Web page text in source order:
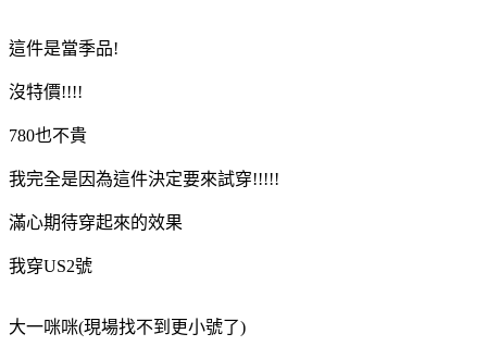
這件是當季品!
沒特價!!!!
780也不貴
我完全是因為這件決定要來試穿!!!!!
滿心期待穿起來的效果
我穿US2號
大一咪咪(現場找不到更小號了)